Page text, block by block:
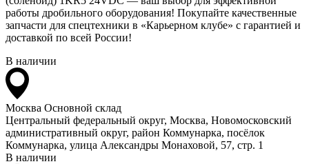
работы дробильного оборудования! Покупайте качественные
запчасти для спецтехники в «Карьерном клубе» с гарантией и
доставкой по всей России!
В наличии
Москва Основной склад
Центральный федеральный округ, Москва, Новомосковский
административный округ, район Коммунарка, посёлок
Коммунарка, улица Александры Монаховой, 57, стр. 1
В наличии